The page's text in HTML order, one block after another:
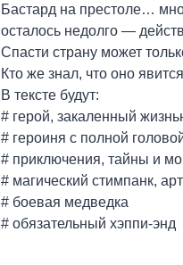
Бастард на престоле…
осталось недолго —
Спасти страну может
Кто же знал, что оно
В тексте будут:
# герой, закаленный
# героиня с полной
# приключения, тайны и
# магический стимпанк,
# боевая медведка
# обязательный хэппи-энд